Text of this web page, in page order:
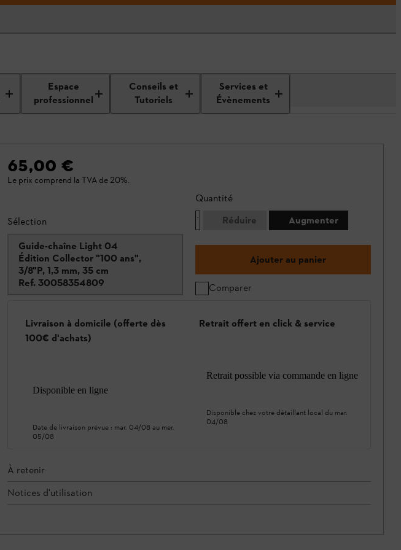
Espace
professionnel
Conseils et
Tutoriels
Services et
Évènements
65,00 €
Le prix comprend la TVA de 20%.
Sélection
Guide-chaîne Light 04
Édition Collector "100 ans",
3/8"P, 1,3 mm, 35 cm
Ref. 30058354809
Quantité
Réduire
Augmenter
Ajouter au panier
Comparer
Livraison à domicile (offerte dès
100€ d'achats)
Disponible en ligne
Date de livraison prévue : mar. 04/08 au mer.
05/08
Retrait offert en click & service
Retrait possible via commande en ligne
Disponible chez votre détaillant local du mar.
04/08
À retenir
Notices d'utilisation